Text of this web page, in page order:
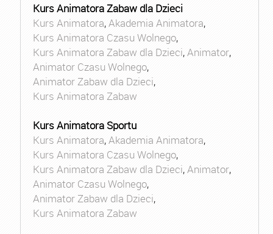
Kurs Animatora Zabaw dla Dzieci
Kurs Animatora,Akademia Animatora,
Kurs Animatora Czasu Wolnego,
Kurs Animatora Zabaw dla Dzieci,Animator,
Animator Czasu Wolnego,
Animator Zabaw dla Dzieci,
Kurs Animatora Zabaw
Kurs Animatora Sportu
Kurs Animatora,Akademia Animatora,
Kurs Animatora Czasu Wolnego,
Kurs Animatora Zabaw dla Dzieci,Animator,
Animator Czasu Wolnego,
Animator Zabaw dla Dzieci,
Kurs Animatora Zabaw